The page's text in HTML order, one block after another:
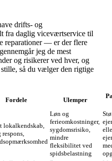
drifts‑ og
fra daglig viceværtservice til
reparationer — er der flere
jeg de mest
og risikerer ved hver, og
så du vælger den rigtige
Fordele Ulemper
lokalkendskab,
Løn og
ferieomkostninger,
sygdomsrisiko,
mindre
fleksibilitet ved
spidsbelastning